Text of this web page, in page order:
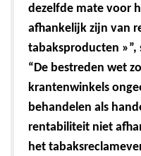
dezelfde mate voor
afhankelijk zijn van
tabaksproducten »”,
“De bestreden wet
krantenwinkels
behandelen als
rentabiliteit niet
het